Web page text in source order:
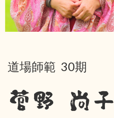
道場師範 30期
菅野 尚子